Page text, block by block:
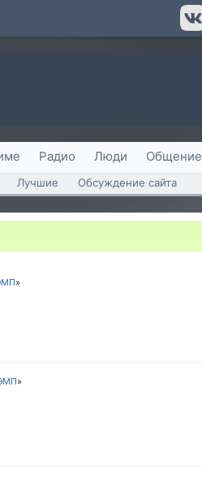
Радио Люди Общение
Лучшие Обсуждение сайта
»
»